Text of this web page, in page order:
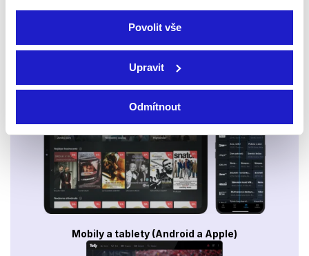
Povolit vše
Upravit
Odmítnout
Smart TV - Android, Google, Samsung, LG, VIDAA
Mobily a tablety (Android a Apple)